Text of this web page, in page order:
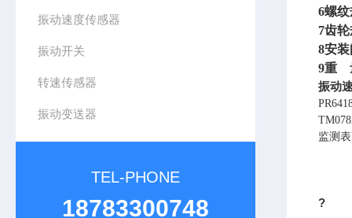
振动速度传感器
振动开关
转速传感器
振动变送器
TEL-PHONE
18783300748
6螺纹
7齿
8安装
9重
振动
监测
?